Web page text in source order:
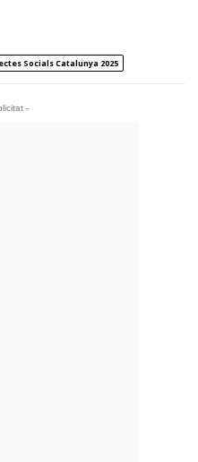
Socials Catalunya 2025
-